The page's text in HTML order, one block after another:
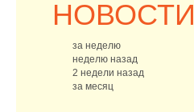
НОВОСТИ
за неделю
неделю назад
2 недели назад
за месяц